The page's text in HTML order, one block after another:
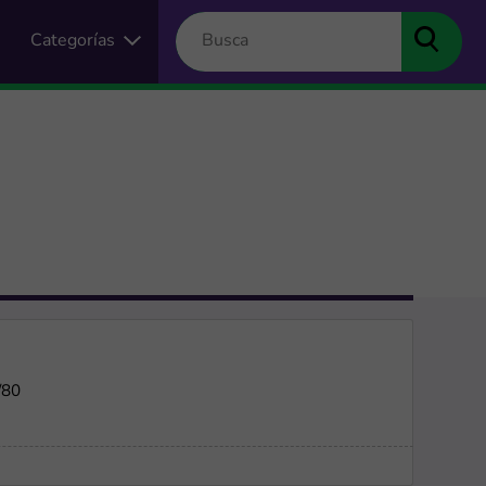
Categorías